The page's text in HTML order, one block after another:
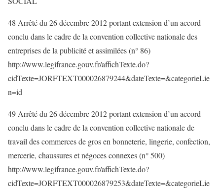
48 Arrêté du 26 décembre 2012 portant extension d’un accord
conclu dans le cadre de la convention collective nationale des
entreprises de la publicité et assimilées (n° 86)
http://www.legifrance.gouv.fr/affichTexte.do?
cidTexte=JORFTEXT000026879244&dateTexte=&categorieLie
n=id
49 Arrêté du 26 décembre 2012 portant extension d’un accord
conclu dans le cadre de la convention collective nationale de
travail des commerces de gros en bonneterie, lingerie, confection,
mercerie, chaussures et négoces connexes (n° 500)
http://www.legifrance.gouv.fr/affichTexte.do?
cidTexte=JORFTEXT000026879253&dateTexte=&categorieLie